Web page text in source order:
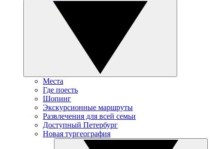
Места
Где поесть
Шопинг
Экскурсионные маршруты
Развлечения для всей семьи
Доступный Петербург
Новая тургеография